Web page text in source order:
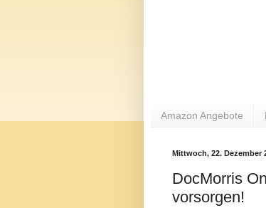
Amazon Angebote
Mittwoch, 22. Dezember
DocMorris
vorsorgen!